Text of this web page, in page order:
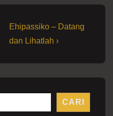
r
e
Next
Post
Ehipassiko – Datang
dan Lihatlah ›
CARI